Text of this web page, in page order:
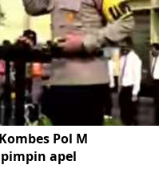
Pol M
apel